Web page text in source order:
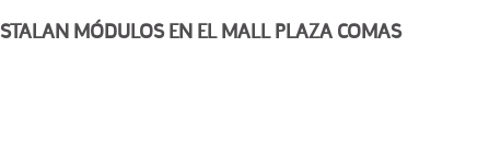
MÓDULOS EN EL MALL PLAZA COMAS